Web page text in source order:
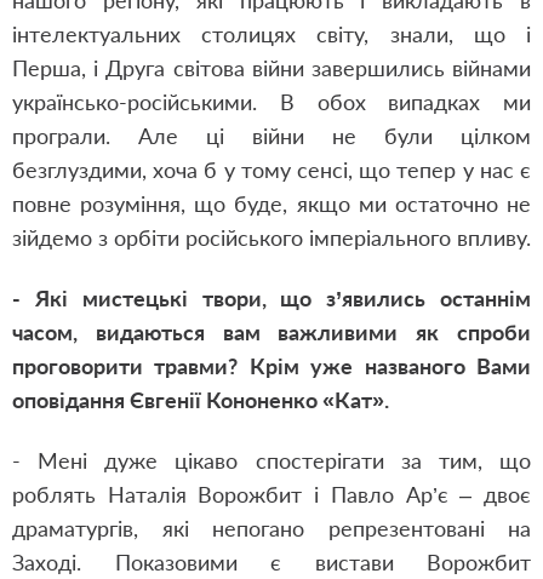
інтелектуальних столицях світу, знали, що і
Перша, і Друга світова війни завершились війнами
українсько-російськими. В обох випадках ми
програли. Але ці війни не були цілком
безглуздими, хоча б у тому сенсі, що тепер у нас є
повне розуміння, що буде, якщо ми остаточно не
зійдемо з орбіти російського імперіального впливу.
- Які мистецькі твори, що з’явились останнім
часом, видаються вам важливими як спроби
проговорити травми? Крім уже названого Вами
оповідання Євгенії Кононенко «Кат».
- Мені дуже цікаво спостерігати за тим, що
роблять Наталія Ворожбит і Павло Ар’є – двоє
драматургів, які непогано репрезентовані на
Заході. Показовими є вистави Ворожбит